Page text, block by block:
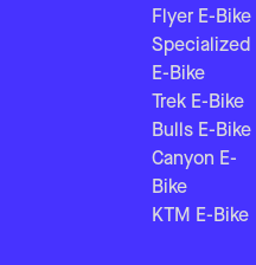
Flyer E-Bike
Specialized
E-Bike
Trek E-Bike
Bulls E-Bike
Canyon E-
Bike
KTM E-Bike